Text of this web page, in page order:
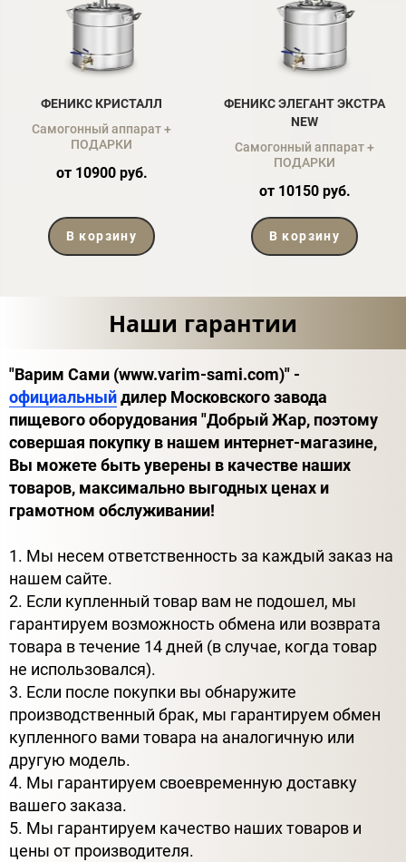
ФЕНИКС КРИСТАЛЛ
Самогонный аппарат +
ПОДАРКИ
от 10900 руб.
В корзину
ФЕНИКС ЭЛЕГАНТ ЭКСТРА
NEW
Самогонный аппарат +
ПОДАРКИ
от 10150 руб.
В корзину
Наши гарантии
"Варим Сами (www.varim-sami.com)" -
официальныйдилер Московского завода
пищевого оборудования "Добрый Жар, поэтому
совершая покупку в нашем интернет-магазине,
Вы можете быть уверены в качестве наших
товаров, максимально выгодных ценах и
грамотном обслуживании!
1. Мы несем ответственность за каждый заказ на
нашем сайте.
2. Если купленный товар вам не подошел, мы
гарантируем возможность обмена или возврата
товара в течение 14 дней (в случае, когда товар
не использовался).
3. Если после покупки вы обнаружите
производственный брак, мы гарантируем обмен
купленного вами товара на аналогичную или
другую модель.
4. Мы гарантируем своевременную доставку
вашего заказа.
5. Мы гарантируем качество наших товаров и
цены от производителя.